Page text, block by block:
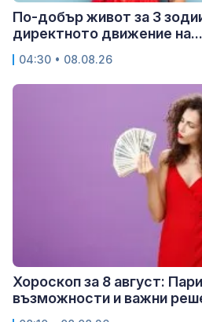
По-добър живот за 3
директното движение на...
04:30 • 08.08.26
Хороскоп за 8 август:
възможности и важни